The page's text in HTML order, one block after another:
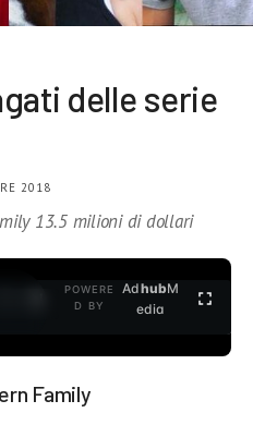
delle serie
2018
13.5 milioni di dollari
POWERE
D BY
AdhubM
edia
Family